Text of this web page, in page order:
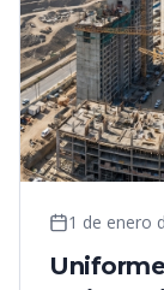
1 de enero